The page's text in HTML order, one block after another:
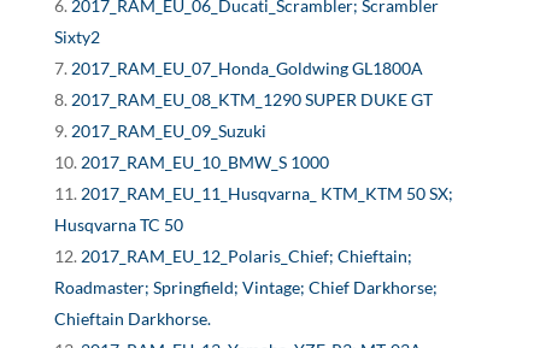
2017_RAM_EU_06_Ducati_Scrambler; Scrambler
Sixty2
2017_RAM_EU_07_Honda_Goldwing GL1800A
2017_RAM_EU_08_KTM_1290 SUPER DUKE GT
2017_RAM_EU_09_Suzuki
2017_RAM_EU_10_BMW_S 1000
2017_RAM_EU_11_Husqvarna_ KTM_KTM 50 SX;
Husqvarna TC 50
2017_RAM_EU_12_Polaris_Chief; Chieftain;
Roadmaster; Springfield; Vintage; Chief Darkhorse;
Chieftain Darkhorse.